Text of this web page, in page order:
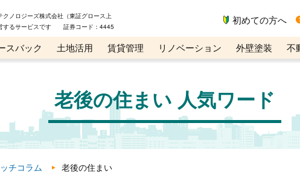
クノロジーズ株式会社（東証グロース上
するサービスです 証券コード：4445
初めての方へ
スバック 土地活用 賃貸管理 リノベーション 外壁塗装
不
オンライン講座 リビンマガジンBiz
老後の住まい 人気ワード
チコラム 老後の住まい